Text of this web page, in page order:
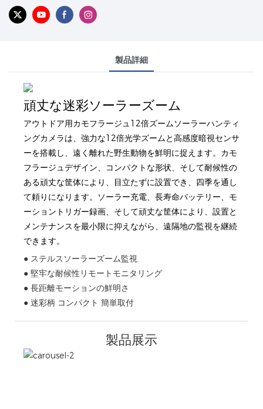
製品詳細
頑丈な迷彩ソーラーズーム
アウトドア用カモフラージュ12倍ズームソーラーハンティ
ングカメラは、強力な12倍光学ズームと高感度暗視センサ
ーを搭載し、遠く離れた野生動物を鮮明に捉えます。カモ
フラージュデザイン、コンパクトな形状、そして耐候性の
ある頑丈な筐体により、目立たずに設置でき、四季を通し
て頼りになります。ソーラー充電、長寿命バッテリー、モ
ーショントリガー録画、そして頑丈な筐体により、設置と
メンテナンスを最小限に抑えながら、遠隔地の監視を継続
できます。
● ステルスソーラーズーム監視
● 堅牢な耐候性リモートモニタリング
● 長距離モーションの鮮明さ
● 迷彩柄 コンパクト 簡単取付
製品展示